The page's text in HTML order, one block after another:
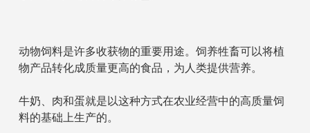
动物饲料是许多收获物的重要用途。饲养牲畜可以将植
物产品转化成质量更高的食品，为人类提供营养。
牛奶、肉和蛋就是以这种方式在农业经营中的高质量饲
料的基础上生产的。